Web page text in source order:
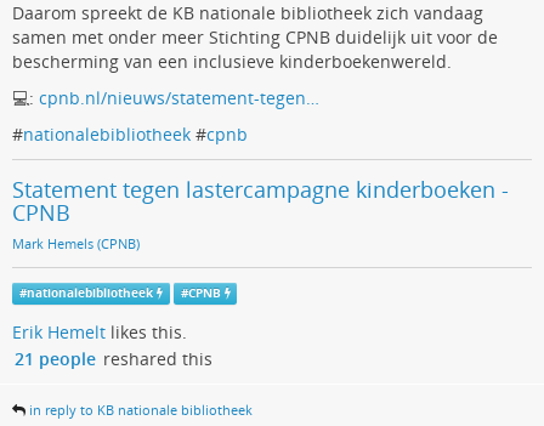
Daarom spreekt de KB nationale bibliotheek zich vandaag
samen met onder meer Stichting CPNB duidelijk uit voor de
bescherming van een inclusieve kinderboekenwereld.
💻: cpnb.nl/nieuws/statement-tegen…
#nationalebibliotheek #cpnb
Statement tegen lastercampagne kinderboeken -
CPNB
Mark Hemels (CPNB)
#nationalebibliotheek #CPNB
Erik Hemelt likes this.
21 people reshared this
in reply to KB nationale bibliotheek